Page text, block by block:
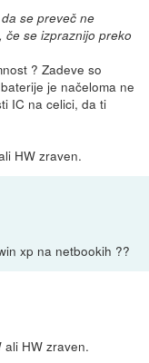
se preveč ne
če se izpraznijo preko
? Zadeve so
je načeloma ne
IC na celici, da ti
HW zraven.
xp na netbookih ??
ali HW zraven.